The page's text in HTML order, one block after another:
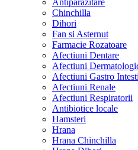
Antiparazitare
Chinchilla
Dihori
Fan si Asternut
Farmacie Rozatoare
Afectiuni Dentare
Afectiuni
Afectiuni Gastro
Afectiuni Renale
Afectiuni Respiratorii
Antibiotice locale
Hamsteri
Hrana
Hrana Chinchilla